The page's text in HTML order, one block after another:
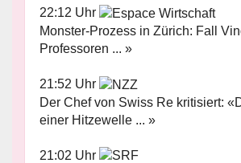
22:12 Uhr
Monster-Prozess in Zürich: Fall
Professoren ... »
21:52 Uhr
Der Chef von Swiss Re kritisiert:
einer Hitzewelle ... »
21:02 Uhr